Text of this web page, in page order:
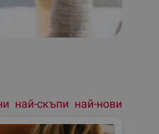
най-скъпи най-нови